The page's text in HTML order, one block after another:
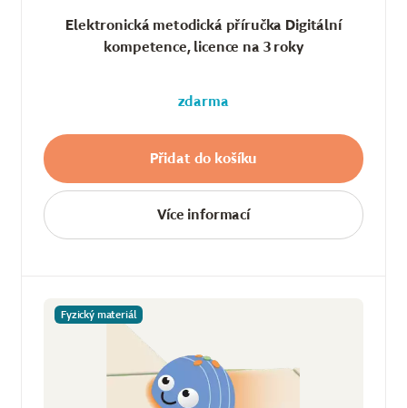
Elektronická metodická příručka Digitální
kompetence, licence na 3 roky
zdarma
Přidat do košíku
Více informací
Fyzický materiál